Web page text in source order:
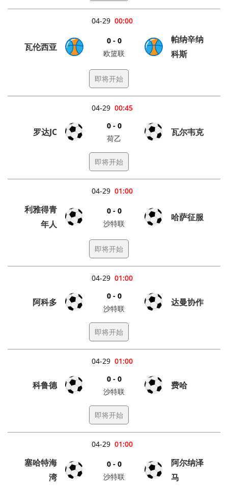
00:00
04-29
瓦伦西亚
0 - 0
欧篮联
帕纳辛纳
科斯
即将开始
00:45
04-29
罗达JC
0 - 0
荷乙
瓦尔韦克
即将开始
01:00
04-29
利雅得青
年人
0 - 0
沙特联
哈萨征服
即将开始
01:00
04-29
阿科多
0 - 0
沙特联
达曼协作
即将开始
01:00
04-29
科鲁德
0 - 0
沙特联
费哈
即将开始
01:00
04-29
塞哈特海
湾
0 - 0
沙特联
阿尔纳泽
马